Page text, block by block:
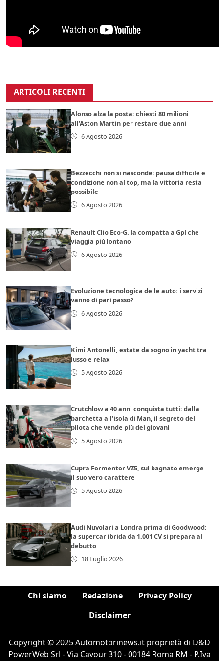
ARTICOLI RECENTI
Alonso alza la posta: chiesti 80 milioni
all’Aston Martin per restare due anni
6 Agosto 2026
Bezzecchi non si nasconde: pausa difficile e
condizione non al top, ma la vittoria resta
possibile
6 Agosto 2026
Renault Clio Eco-G, la compatta a Gpl che
viaggia più lontano
6 Agosto 2026
Evoluzione tecnologica delle auto: i servizi
vanno di pari passo?
6 Agosto 2026
Kimi Antonelli, estate da sogno in yacht tra
lusso e relax
5 Agosto 2026
Crutchlow a 40 anni conquista tutti: dalla
barchetta all’isola di Man, il segreto del
pilota che vende più dei giovani
5 Agosto 2026
Cupra Formentor VZ5, sul bagnato emerge
il suo vero carattere
5 Agosto 2026
Audi Nuvolari a Londra prima di Goodwood:
la supercar ibrida da 1.001 CV si prepara al
debutto
18 Luglio 2026
Chi siamo Redazione
Privacy Policy
Disclaimer
Copyright © 2025 Automotorinews.it proprietà di D&D
PowerWeb Srl - Via Cavour 310 - 00184 Roma RM - P.Iva